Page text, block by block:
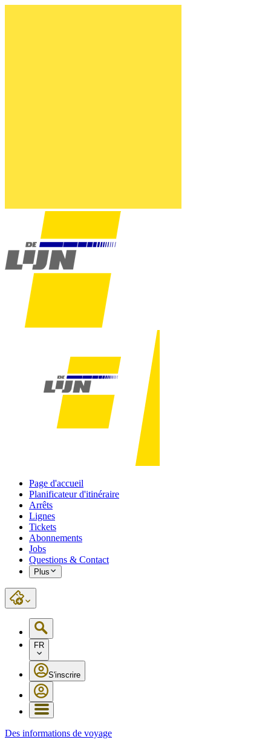
Page d'accueil
Planificateur d'itinéraire
Arrêts
Lignes
Tickets
Abonnements
Jobs
Questions & Contact
Plus
FR
S'inscrire
Des informations de voyage